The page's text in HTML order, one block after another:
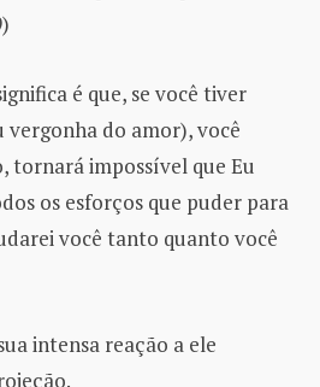
é que, se você tiver
do amor), você
tornará impossível que Eu
os esforços que puder para
você tanto quanto você
intensa reação a ele